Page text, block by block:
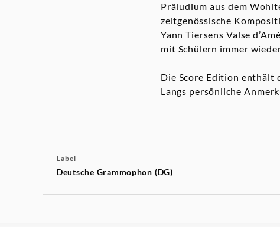
Präludium aus dem
zeitgenössische
Yann Tiersens Valse
mit Schülern immer
Die Score Edition enthält
Langs persönliche
Label
Deutsche Grammophon (DG)